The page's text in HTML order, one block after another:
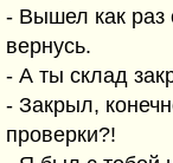
- Вышел как раз
вернусь.
- А ты склад
- Закрыл,
проверки?!